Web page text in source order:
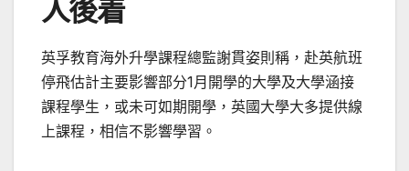
人後着
英孚教育海外升學課程總監謝貫姿則稱，赴英航班
停飛估計主要影響部分1月開學的大學及大學涵接
課程學生，或未可如期開學，英國大學大多提供線
上課程，相信不影響學習。